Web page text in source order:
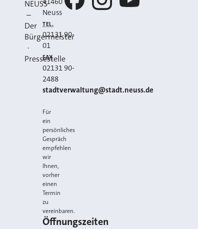
NEUSS
–
Der
Bürgermeister
·
Pressestelle
Neuss
TEL.
02131 90-
01
FAX
02131 90-
2488
E-MAIL
stadtverwaltung@stadt.neuss.de
Für
ein
persönliches
Gespräch
empfehlen
wir
Ihnen,
vorher
einen
Termin
zu
vereinbaren.
Öffnungszeiten